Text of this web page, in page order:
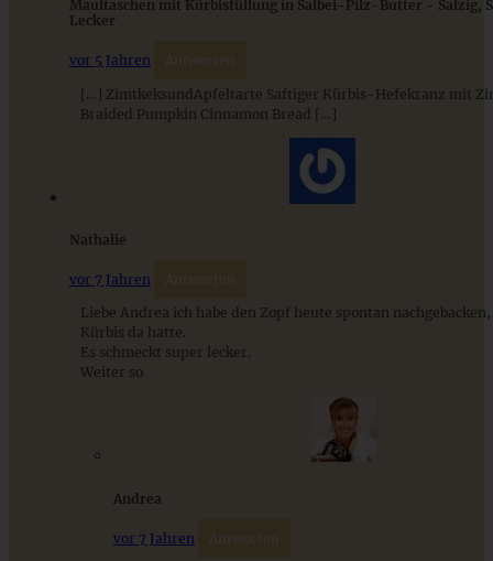
Lockerer Blaubeer-Hefekuchen mit Zimtzucker
ZUM BEITRAG
9 saisonale Rezepte im August – die besten Ideen mit Obst
Maultaschen mit Kürbisfüllung in Salbei-Pilz-Butter - Salzig,
Lecker
vor 5 Jahren Antworten
[…] ZimtkeksundApfeltarte Saftiger Kürbis-Hefekranz mit
Braided Pumpkin Cinnamon Bread […]
Nathalie
vor 7 Jahren Antworten
Liebe Andrea ich habe den Zopf heute spontan
Kürbis da hatte.
Es schmeckt super lecker.
Weiter so
Andrea
vor 7 Jahren Antworten